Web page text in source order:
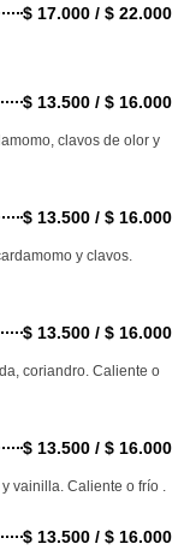
$ 17.000 / $ 22.000
$ 13.500 / $ 16.000
clavos de olor y
$ 13.500 / $ 16.000
y clavos.
$ 13.500 / $ 16.000
coriandro. Caliente o
$ 13.500 / $ 16.000
vainilla. Caliente o frío .
$ 13.500 / $ 16.000